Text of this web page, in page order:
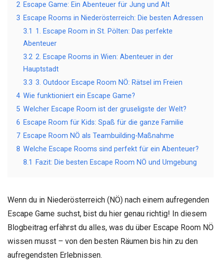
2 Escape Game: Ein Abenteuer für Jung und Alt
3 Escape Rooms in Niederösterreich: Die besten Adressen
3.1 1. Escape Room in St. Pölten: Das perfekte
Abenteuer
3.2 2. Escape Rooms in Wien: Abenteuer in der
Hauptstadt
3.3 3. Outdoor Escape Room NÖ: Rätsel im Freien
4 Wie funktioniert ein Escape Game?
5 Welcher Escape Room ist der gruseligste der Welt?
6 Escape Room für Kids: Spaß für die ganze Familie
7 Escape Room NÖ als Teambuilding-Maßnahme
8 Welche Escape Rooms sind perfekt für ein Abenteuer?
8.1
Fazit: Die besten Escape Room NÖ und Umgebung
Wenn du in Niederösterreich (NÖ) nach einem aufregenden
Escape Game suchst, bist du hier genau richtig! In diesem
Blogbeitrag erfährst du alles, was du über Escape Room NÖ
wissen musst – von den besten Räumen bis hin zu den
aufregendsten Erlebnissen.